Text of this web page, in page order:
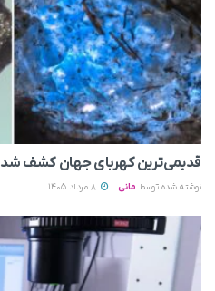
قدیمی‌ترین کهربای جهان کشف شد
نوشته شده توسط مانی